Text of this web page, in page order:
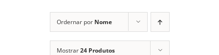
Ordernar por Nome
Mostrar24 Produtos